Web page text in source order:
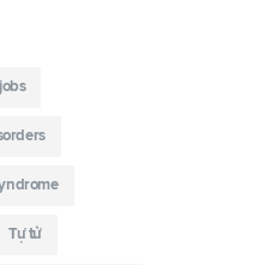
Tự tử